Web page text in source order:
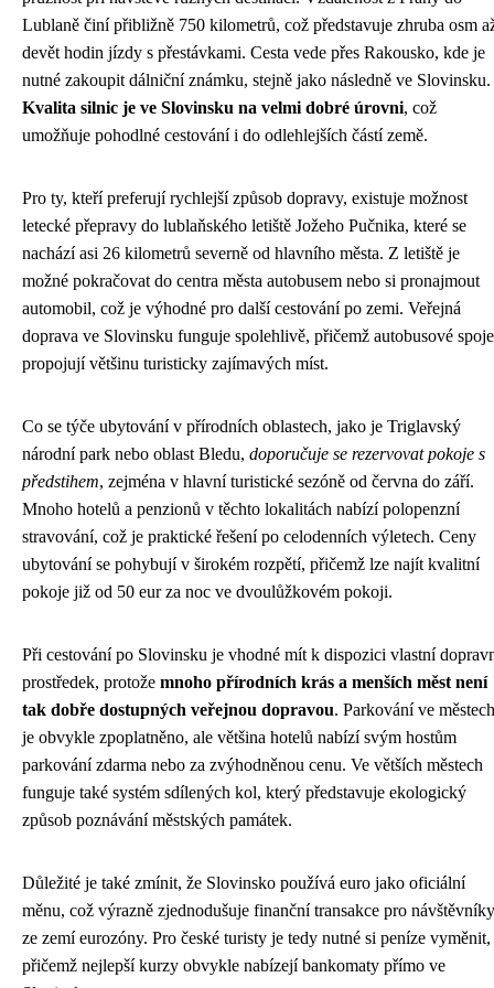
Lublaně činí přibližně 750 kilometrů, což představuje zhruba osm
devět hodin jízdy s přestávkami. Cesta vede přes Rakousko, kde je
nutné zakoupit dálniční známku, stejně jako následně ve Slovinsku.
Kvalita silnic je ve Slovinsku na velmi dobré úrovni, což
umožňuje pohodlné cestování i do odlehlejších částí země.
Pro ty, kteří preferují rychlejší způsob dopravy, existuje možnost
letecké přepravy do lublaňského letiště Jožeho Pučnika, které se
nachází asi 26 kilometrů severně od hlavního města. Z letiště je
možné pokračovat do centra města autobusem nebo si pronajmout
automobil, což je výhodné pro další cestování po zemi. Veřejná
doprava ve Slovinsku funguje spolehlivě, přičemž autobusové spoje
propojují většinu turisticky zajímavých míst.
Co se týče ubytování v přírodních oblastech, jako je Triglavský
národní park nebo oblast Bledu, doporučuje se rezervovat pokoje s
předstihem, zejména v hlavní turistické sezóně od června do září.
Mnoho hotelů a penzionů v těchto lokalitách nabízí polopenzní
stravování, což je praktické řešení po celodenních výletech. Ceny
ubytování se pohybují v širokém rozpětí, přičemž lze najít kvalitní
pokoje již od 50 eur za noc ve dvoulůžkovém pokoji.
Při cestování po Slovinsku je vhodné mít k dispozici vlastní
prostředek, protože mnoho přírodních krás a menších měst není
tak dobře dostupných veřejnou dopravou. Parkování ve městech
je obvykle zpoplatněno, ale většina hotelů nabízí svým hostům
parkování zdarma nebo za zvýhodněnou cenu. Ve větších městech
funguje také systém sdílených kol, který představuje ekologický
způsob poznávání městských památek.
Důležité je také zmínit, že Slovinsko používá euro jako oficiální
měnu, což výrazně zjednodušuje finanční transakce pro návštěvníky
ze zemí eurozóny. Pro české turisty je tedy nutné si peníze vyměnit,
přičemž nejlepší kurzy obvykle nabízejí bankomaty přímo ve